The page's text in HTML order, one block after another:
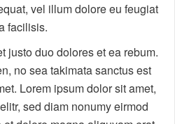
vel illum dolore eu feugiat
facilisis.
justo duo dolores et ea rebum.
no sea takimata sanctus est
Lorem ipsum dolor sit amet,
sed diam nonumy eirmod